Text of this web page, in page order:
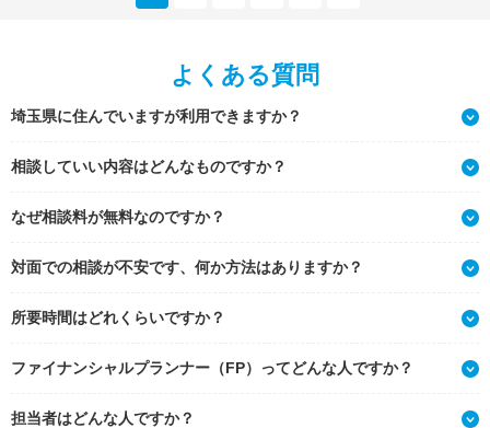
よくある質問
埼玉県に住んでいますが利用できますか？
相談していい内容はどんなものですか？
なぜ相談料が無料なのですか？
対面での相談が不安です、何か方法はありますか？
所要時間はどれくらいですか？
ファイナンシャルプランナー（FP）ってどんな人ですか？
担当者はどんな人ですか？